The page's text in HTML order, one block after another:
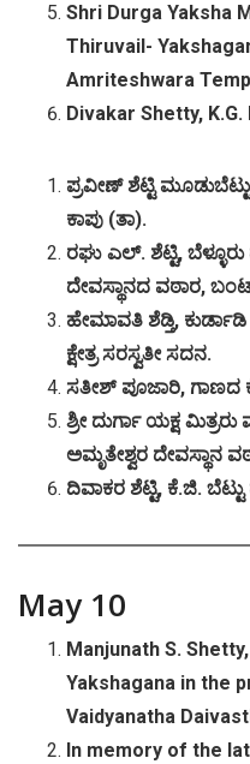
Shri Durga Yaksha
Thiruvail-
Amriteshwara
Divakar Shetty,
ಪ್ರವೀಣ್ ಶೆಟ್ಟಿ ಮೂಡುಬೆಟ್ಟು
ಕಾಪು (ತಾ).
ರಘು ಎಲ್. ಶೆಟ್ಟಿ, ಬೆಳ್ಳೂರು
ದೇವಸ್ಥಾನದ ವಠಾರ,
ಹೇಮಾವತಿ ಶೆಡ್ತಿ, ಕುರ್ಡಾಡಿ
ಕ್ಷೇತ್ರ ಸರಸ್ವತೀ ಸದನ.
ಸತೀಶ್ ಪೂಜಾರಿ, ಗಾಣದ
ಶ್ರೀ ದುರ್ಗಾ ಯಕ್ಷ ಮಿತ್ರರು
ಅಮೃತೇಶ್ವರ ದೇವಸ್ಥಾನ
ದಿವಾಕರ ಶೆಟ್ಟಿ, ಕೆ.ಜಿ. ಬೆಟ್ಟು
May 10
Manjunath S.
Yakshagana in the
Vaidyanatha
In memory of the